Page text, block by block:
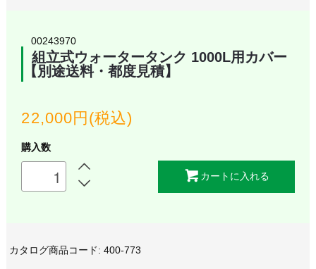
00243970
組立式ウォータータンク 1000L用カバー
【別途送料・都度見積】
22,000円(税込)
購入数
カートに入れる
カタログ商品コード: 400-773